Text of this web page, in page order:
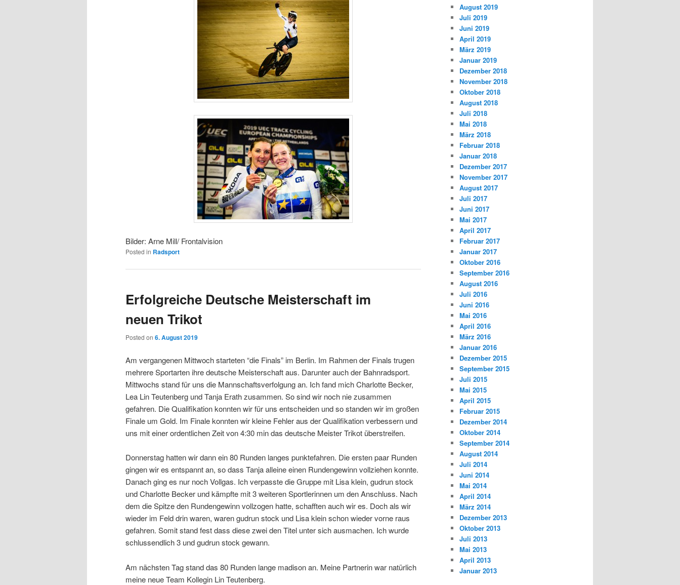
Bilder: Arne Mill/ Frontalvision
Posted in Radsport
Erfolgreiche Deutsche Meisterschaft im
neuen Trikot
Posted on 6. August 2019
Am vergangenen Mittwoch starteten “die Finals” im Berlin. Im Rahmen der Finals trugen
mehrere Sportarten ihre deutsche Meisterschaft aus. Darunter auch der Bahnradsport.
Mittwochs stand für uns die Mannschaftsverfolgung an. Ich fand mich Charlotte Becker,
Lea Lin Teutenberg und Tanja Erath zusammen. So sind wir noch nie zusammen
gefahren. Die Qualifikation konnten wir für uns entscheiden und so standen wir im großen
Finale um Gold. Im Finale konnten wir kleine Fehler aus der Qualifikation verbessern und
uns mit einer ordentlichen Zeit von 4:30 min das deutsche Meister Trikot überstreifen.
Donnerstag hatten wir dann ein 80 Runden langes punktefahren. Die ersten paar Runden
gingen wir es entspannt an, so dass Tanja alleine einen Rundengewinn vollziehen konnte.
Danach ging es nur noch Vollgas. Ich verpasste die Gruppe mit Lisa klein, gudrun stock
und Charlotte Becker und kämpfte mit 3 weiteren Sportlerinnen um den Anschluss. Nach
dem die Spitze den Rundengewinn vollzogen hatte, schafften auch wir es. Doch als wir
wieder im Feld drin waren, waren gudrun stock und Lisa klein schon wieder vorne raus
gefahren. Somit stand fest dass diese zwei den Titel unter sich ausmachen. Ich wurde
schlussendlich 3 und gudrun stock gewann.
Am nächsten Tag stand das 80 Runden lange madison an. Meine Partnerin war natürlich
meine neue Team Kollegin Lin Teutenberg.
August 2019
Juli 2019
Juni 2019
April 2019
März 2019
Januar 2019
Dezember 2018
November 2018
Oktober 2018
August 2018
Juli 2018
Mai 2018
März 2018
Februar 2018
Januar 2018
Dezember 2017
November 2017
August 2017
Juli 2017
Juni 2017
Mai 2017
April 2017
Februar 2017
Januar 2017
Oktober 2016
September 2016
August 2016
Juli 2016
Juni 2016
Mai 2016
April 2016
März 2016
Januar 2016
Dezember 2015
September 2015
Juli 2015
Mai 2015
April 2015
Februar 2015
Dezember 2014
Oktober 2014
September 2014
August 2014
Juli 2014
Juni 2014
Mai 2014
April 2014
März 2014
Dezember 2013
Oktober 2013
Juli 2013
Mai 2013
April 2013
Januar 2013